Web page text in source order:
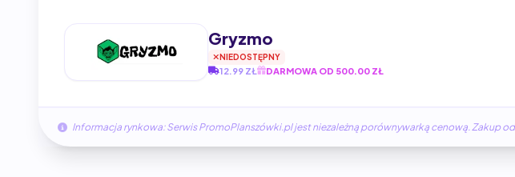
Gryzmo
NIEDOSTĘPNY
12.99 ZŁ DARMOWA OD 500.00 ZŁ
Informacja rynkowa: Serwis PromoPlanszówki.pl jest niezależną porównywarką cenową. Zakup